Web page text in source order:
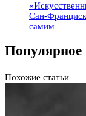
Сан-
самим
Популярное
Похожие статьи